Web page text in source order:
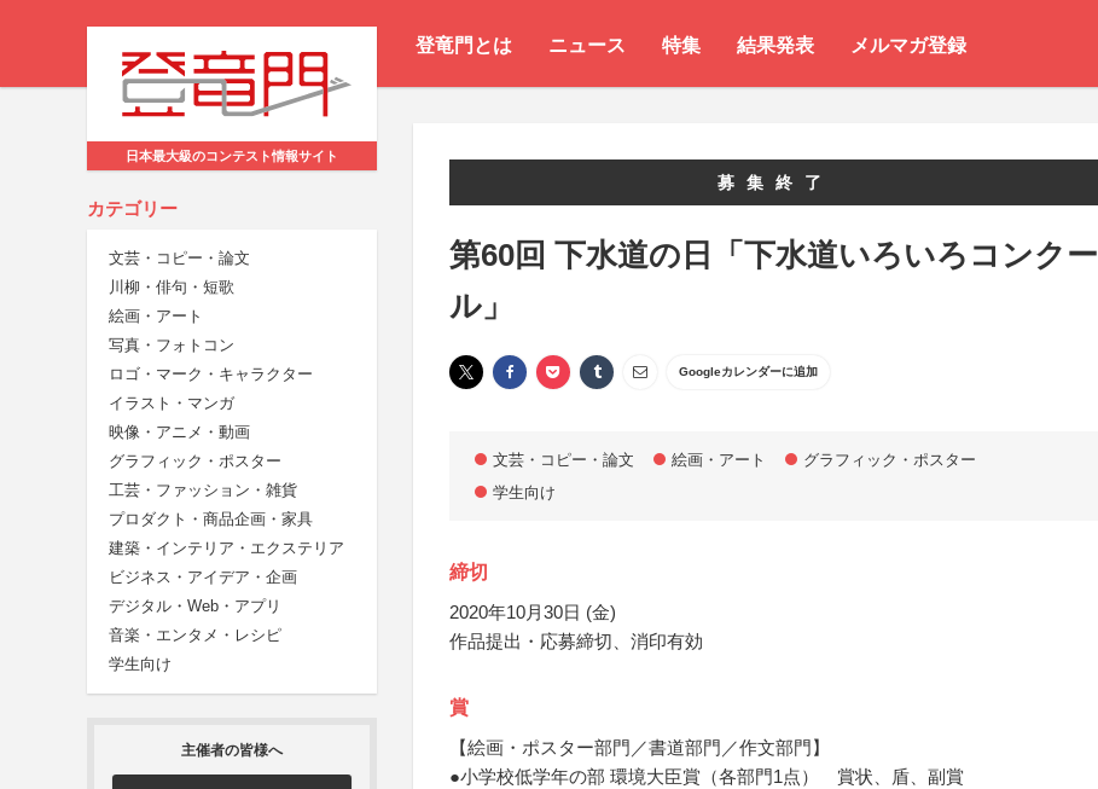
登竜門とは ニュース 特集 結果発表 メルマガ登録
日本最大級のコンテスト情報サイト
カテゴリー
文芸・コピー・論文
川柳・俳句・短歌
絵画・アート
写真・フォトコン
ロゴ・マーク・キャラクター
イラスト・マンガ
映像・アニメ・動画
グラフィック・ポスター
工芸・ファッション・雑貨
プロダクト・商品企画・家具
建築・インテリア・エクステリア
ビジネス・アイデア・企画
デジタル・Web・アプリ
音楽・エンタメ・レシピ
学生向け
主催者の皆様へ
募集終了
第60回 下水道の日「下水道いろいろコンクー
ル」
Googleカレンダーに追加
文芸・コピー・論文 絵画・アート
グラフィック・ポスター
学生向け
締切
2020年10月30日 (金)
作品提出・応募締切、消印有効
賞
【絵画・ポスター部門／書道部門／作文部門】
●小学校低学年の部 環境大臣賞（各部門1点） 賞状、盾、副賞